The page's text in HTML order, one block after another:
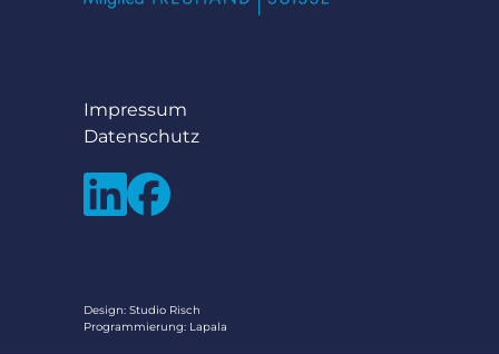
Impressum
Datenschutz
Design: Studio Risch
Programmierung: Lapala